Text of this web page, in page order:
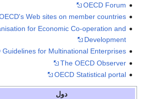
OECD Forum
Web sites on member countries
for Economic Co-operation and
Development
Guidelines for Multinational Enterprises
The OECD Observer
OECD Statistical portal
دول